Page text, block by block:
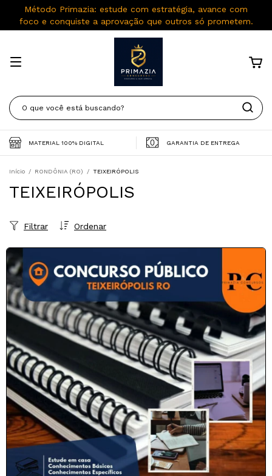
Método Primazia: estude com estratégia, avance com
foco e conquiste a aprovação que outros só prometem.
MATERIAL 100% DIGITAL GARANTIA DE ENTREGA
Início / RONDÔNIA (RO) / TEIXEIRÓPOLIS
TEIXEIRÓPOLIS
Ordenar
Filtrar